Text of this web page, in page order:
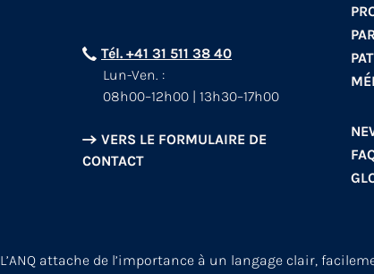
Tél. +41 31 511 38 40
Lun-Ven. :
08h00–12h00 | 13h30–17h00
VERS LE FORMULAIRE DE
CONTACT
L’ANQ attache de l’importance à un langage clair,